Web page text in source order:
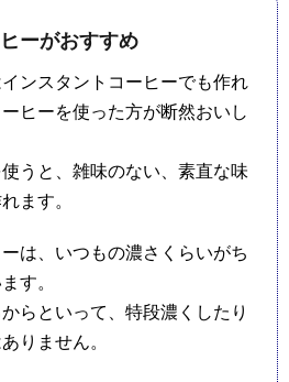
ーがおすすめ
ンスタントコーヒーでも作れ
ヒーを使った方が断然おいし
うと、雑味のない、素直な味
ます。
は、いつもの濃さくらいがち
す。
らといって、特段濃くしたり
りません。